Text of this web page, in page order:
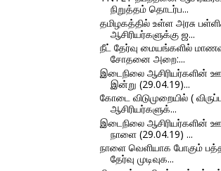
நிறுத்தம் தொடர்ப...
தமிழகத்தில் உள்ள அரசு
ஆசிரியர்களுக்கு ஜ...
நீட் தேர்வு மையங்களில்
சோதனை அறை:...
இடைநிலை ஆசிரியர்களின்
இன்று (29.04.19)...
கோடை விடுமுறையில் (
ஆசிரியர்களுக்...
இடைநிலை ஆசிரியர்களின்
நாளை (29.04.19) ...
நாளை வெளியாக போகும்
தேர்வு முடிவுக...